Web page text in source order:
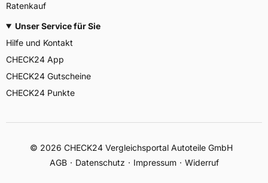
Ratenkauf
Unser Service für Sie
Hilfe und Kontakt
CHECK24 App
CHECK24 Gutscheine
CHECK24 Punkte
© 2026 CHECK24 Vergleichsportal Autoteile GmbH
AGB
Datenschutz Impressum Widerruf